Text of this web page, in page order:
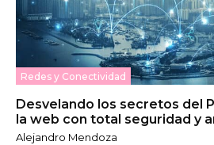
Redes y Conectividad
Desvelando los secretos del
la web con total seguridad y
Alejandro Mendoza